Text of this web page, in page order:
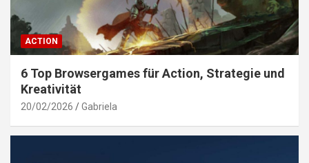
ACTION
6 Top Browsergames für Action, Strategie und
Kreativität
20/02/2026 Gabriela